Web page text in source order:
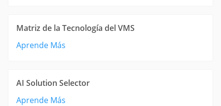
Matriz de la Tecnología del VMS
Aprende Más
AI Solution Selector
Aprende Más